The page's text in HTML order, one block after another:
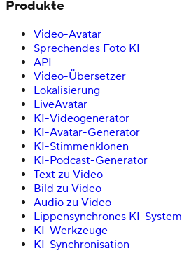
Produkte
Video-Avatar
Sprechendes Foto KI
API
Video-Übersetzer
Lokalisierung
LiveAvatar
KI-Videogenerator
KI-Avatar-Generator
KI-Stimmenklonen
KI-Podcast-Generator
Text zu Video
Bild zu Video
Audio zu Video
Lippensynchrones KI-System
KI-Werkzeuge
KI-Synchronisation